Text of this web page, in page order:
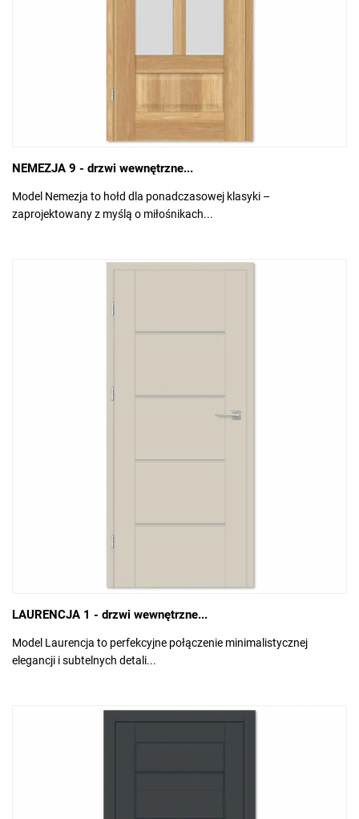
NEMEZJA 9 - drzwi wewnętrzne...
Model Nemezja to hołd dla ponadczasowej klasyki –
zaprojektowany z myślą o miłośnikach...
LAURENCJA 1 - drzwi wewnętrzne...
Model Laurencja to perfekcyjne połączenie minimalistycznej
elegancji i subtelnych detali...